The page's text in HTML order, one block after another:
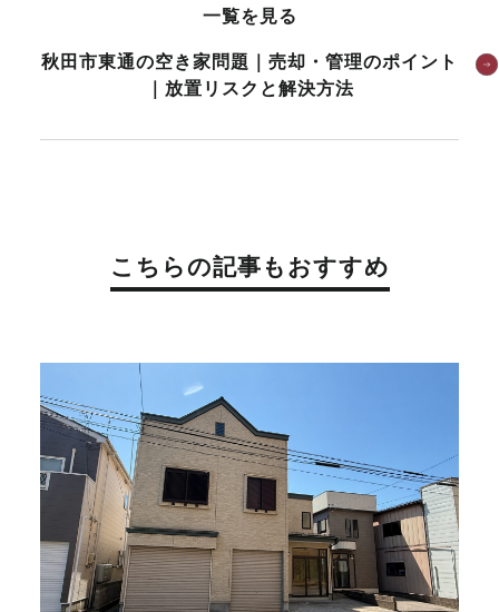
一覧を見る
秋田市東通の空き家問題｜売却・管理のポイント
｜放置リスクと解決方法
こちらの記事もおすすめ